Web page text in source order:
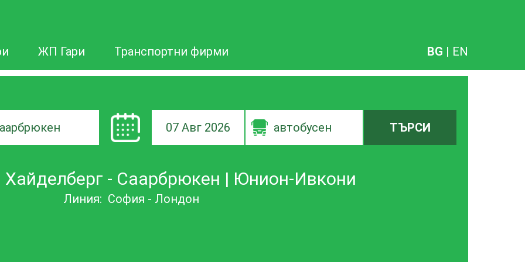
ЖП Гари Транспортни фирми BG | EN
07 Авг 2026 автобусен ТЪРСИ
Хайделберг - Саарбрюкен | Юнион-Ивкони
Линия: София - Лондон